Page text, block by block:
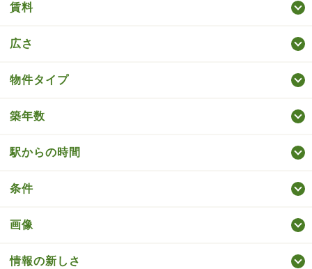
賃料
広さ
物件タイプ
築年数
駅からの時間
条件
画像
情報の新しさ